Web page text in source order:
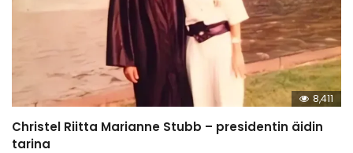
8,411
Christel Riitta Marianne Stubb – presidentin äidin
tarina